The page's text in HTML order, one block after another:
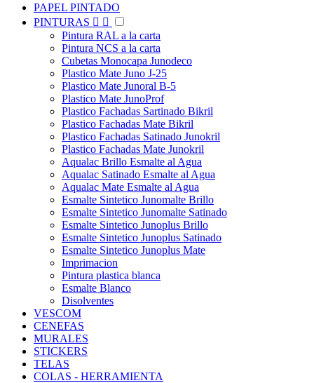
PAPEL PINTADO
PINTURAS  
Pintura RAL a la carta
Pintura NCS a la carta
Cubetas Monocapa Junodeco
Plastico Mate Juno J-25
Plastico Mate Junoral B-5
Plastico Mate JunoProf
Plastico Fachadas Sartinado Bikril
Plastico Fachadas Mate Bikril
Plastico Fachadas Satinado Junokril
Plastico Fachadas Mate Junokril
Aqualac Brillo Esmalte al Agua
Aqualac Satinado Esmalte al Agua
Aqualac Mate Esmalte al Agua
Esmalte Sintetico Junomalte Brillo
Esmalte Sintetico Junomalte Satinado
Esmalte Sintetico Junoplus Brillo
Esmalte Sintetico Junoplus Satinado
Esmalte Sintetico Junoplus Mate
Imprimacion
Pintura plastica blanca
Esmalte Blanco
Disolventes
VESCOM
CENEFAS
MURALES
STICKERS
TELAS
COLAS - HERRAMIENTA